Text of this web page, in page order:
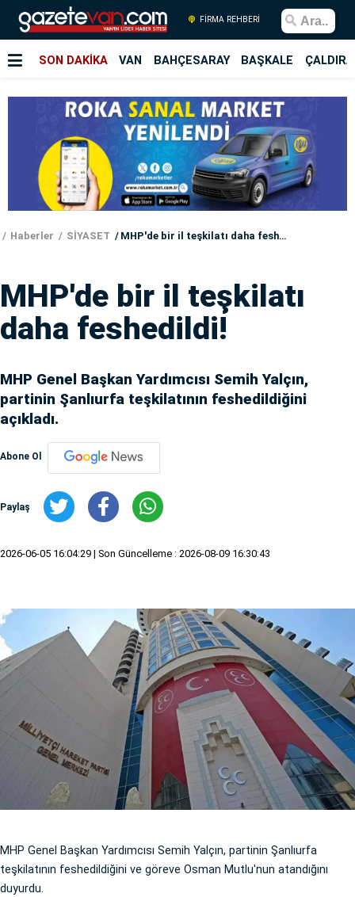
FİRMA REHBERİ
SON DAKİKA VAN BAHÇESARAY BAŞKALE
Haberler SİYASET MHP'de bir il teşkilatı daha feshedildi!
MHP'de bir il teşkilatı
daha feshedildi!
MHP Genel Başkan Yardımcısı Semih Yalçın,
partinin Şanlıurfa teşkilatının feshedildiğini
açıkladı.
Abone Ol
Paylaş
2026-06-05 16:04:29 | Son Güncelleme : 2026-08-09 16:30:43
MHP Genel Başkan Yardımcısı Semih Yalçın, partinin Şanlıurfa
teşkilatının feshedildiğini ve göreve Osman Mutlu'nun atandığını
duyurdu.